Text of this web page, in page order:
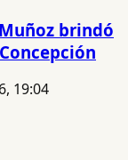
brindó
19:04